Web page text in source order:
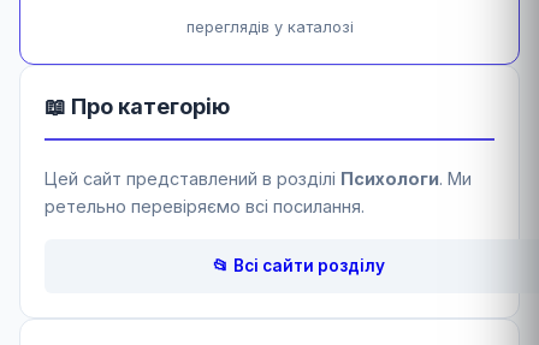
переглядів у каталозі
📖 Про категорію
Цей сайт представлений в розділі Психологи. Ми
ретельно перевіряємо всі посилання.
📂 Всі сайти розділу